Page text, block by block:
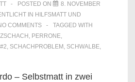
POSTED ON
8. NOVEMBER
IN HILFSMATT UND
COMMENTS
TAGGED WITH
, PERRONE,
, SCHACHPROBLEM , SCHWALBE,
– Selbstmatt in zwei